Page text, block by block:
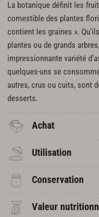
La botanique définit les
comestible des plantes
contient les graines ».
plantes ou de grands
impressionnante variété
quelques-uns se
autres, crus ou cuits, sont
desserts.
Achat
Utilisation
Conservation
Valeur